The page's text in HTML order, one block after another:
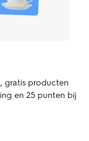
gratis producten
en 25 punten bij